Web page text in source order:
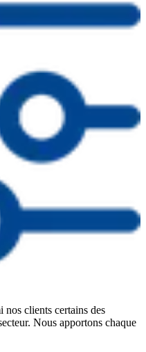
nos clients certains des
Nous apportons chaque